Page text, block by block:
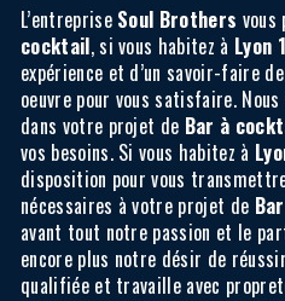
L’entreprise Soul Brothers vous
cocktail, si vous habitez à Lyon 1
expérience et d’un savoir-faire
oeuvre pour vous satisfaire.
dans votre projet de Bar à
vos besoins. Si vous habitez à
disposition pour vous
nécessaires à votre projet de
avant tout notre passion et le
encore plus notre désir de
qualifiée et travaille avec